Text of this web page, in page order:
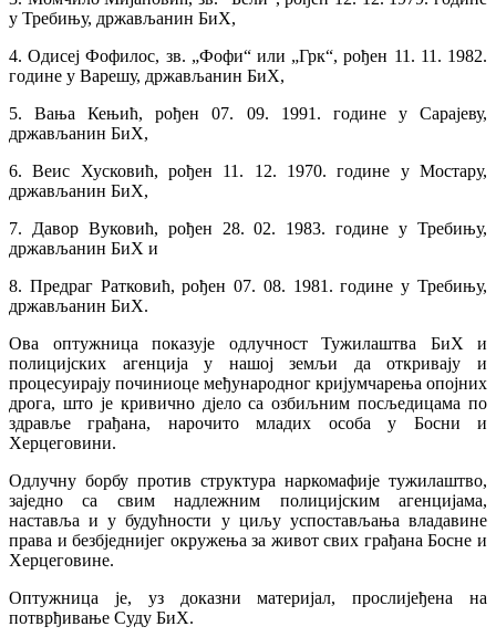
у Требињу, држављанин БиХ,
4. Одисеј Фофилос, зв. „Фофи“ или „Грк“, рођен 11. 11. 1982.
године у Варешу, држављанин БиХ,
5. Вања Кењић, рођен 07. 09. 1991. године у Сарајеву,
држављанин БиХ,
6. Веис Хусковић, рођен 11. 12. 1970. године у Мостару,
држављанин БиХ,
7. Давор Вуковић, рођен 28. 02. 1983. године у Требињу,
држављанин БиХ и
8. Предраг Ратковић, рођен 07. 08. 1981. године у Требињу,
држављанин БиХ.
Ова оптужница показује одлучност Тужилаштва БиХ и
полицијских агенција у нашој земљи да откривају и
процесуирају починиоце међународног кријумчарења опојних
дрога, што је кривично дјело са озбиљним посљедицама по
здравље грађана, нарочито младих особа у Босни и
Херцеговини.
Одлучну борбу против структура наркомафије тужилаштво,
заједно са свим надлежним полицијским агенцијама,
наставља и у будућности у циљу успостављања владавине
права и безбједнијег окружења за живот свих грађана Босне и
Херцеговине.
Оптужница је, уз доказни материјал, прослијеђена на
потврђивање Суду БиХ.